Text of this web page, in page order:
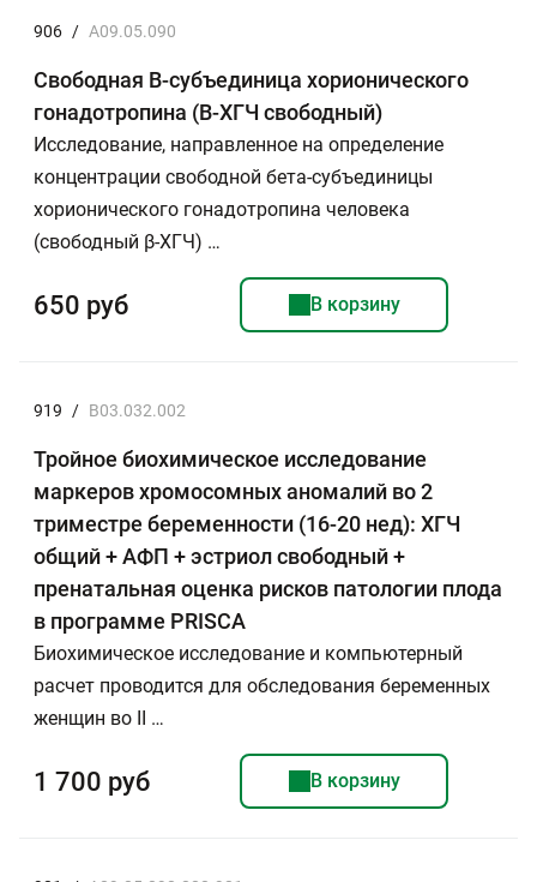
906 / A09.05.090
Свободная В-субъединица хорионического
гонадотропина (B-ХГЧ свободный)
Исследование, направленное на определение
концентрации свободной бета-субъединицы
хорионического гонадотропина человека
(свободный β-ХГЧ) …
650 руб В корзину
919 / B03.032.002
Тройное биохимическое исследование
маркеров хромосомных аномалий во 2
триместре беременности (16-20 нед): ХГЧ
общий + АФП + эстриол свободный +
пренатальная оценка рисков патологии плода
в программе PRISCA
Биохимическое исследование и компьютерный
расчет проводится для обследования беременных
женщин во II …
1 700 руб В корзину